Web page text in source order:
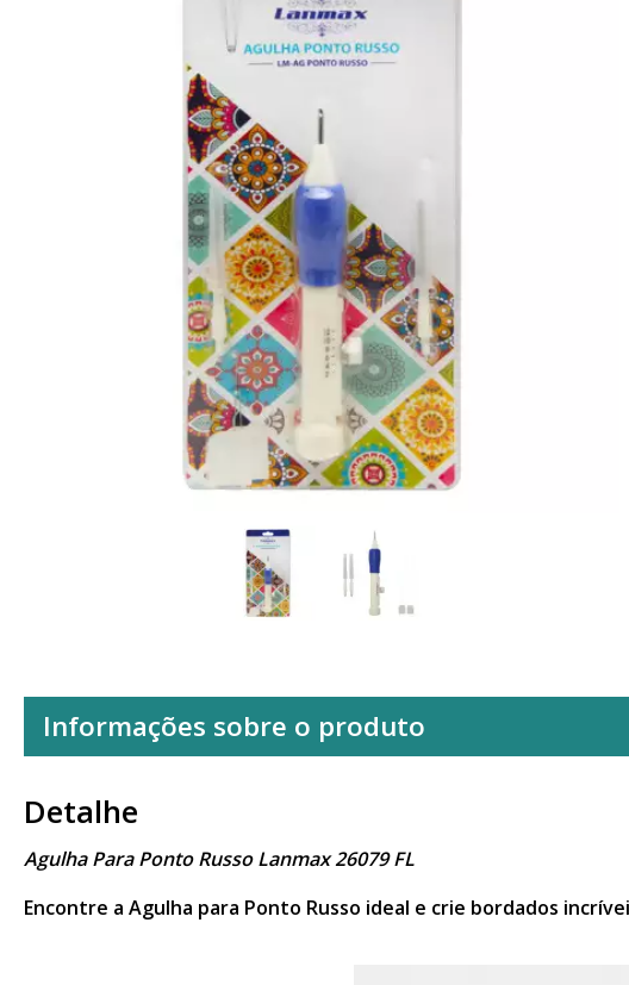
Informações sobre o produto
Detalhe
Agulha Para Ponto Russo Lanmax 26079 FL
Encontre a Agulha para Ponto Russo ideal e crie bordados